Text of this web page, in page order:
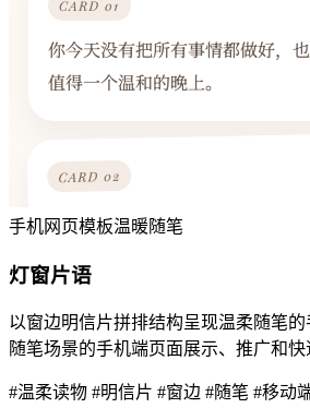
手机网页模板温暖随笔
灯窗片语
以窗边明信片拼排结构呈现温柔随笔
随笔场景的手机端页面展示、推广和快
#温柔读物 #明信片 #窗边 #随笔 #移动